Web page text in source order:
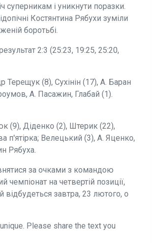
суперникам і уникнути поразки.
Костянтина Рябухи зуміли
боротьбі.
2:3 (25:23, 19:25, 25:20,
Терещук (8), Сухінін (17), А. Баран
А. Пасажин, Глабай (1).
(9), Діденко (2), Штерик (22),
Велецький (3), А. Яценко,
Рябуха.
за очками з командою
на четвертій позиції,
завтра, 23 лютого, о
Please share the text you